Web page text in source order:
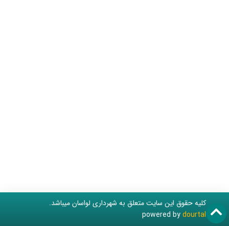
کلیه حقوق این سایت متعلق به شهرداری لواسان میباشد.
powered bydourtal